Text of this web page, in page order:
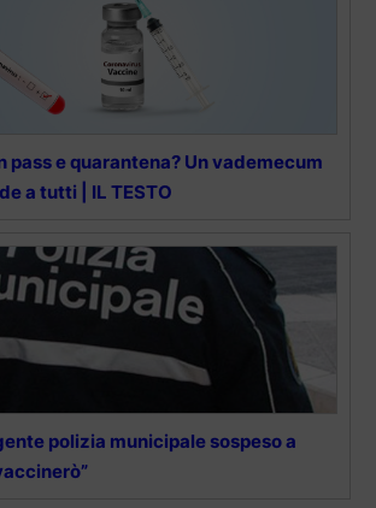
pass e quarantena? Un vademecum
a tutti | IL TESTO
polizia municipale sospeso a